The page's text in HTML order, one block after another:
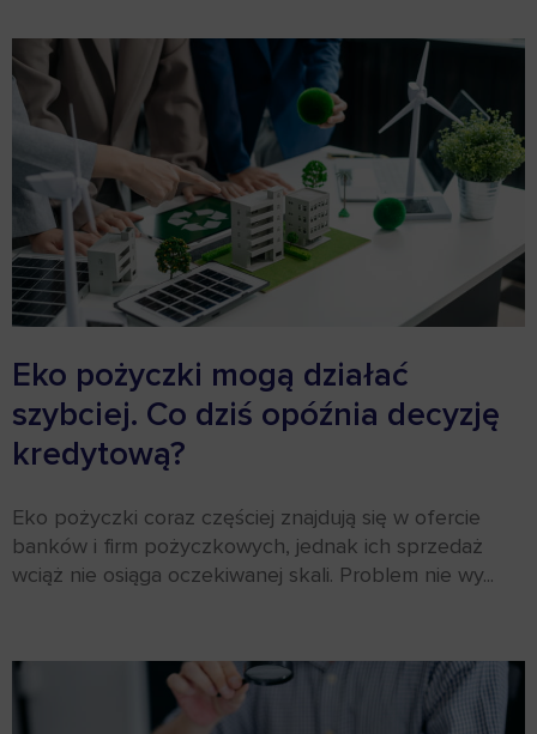
Eko pożyczki mogą działać
szybciej. Co dziś opóźnia decyzję
kredytową?
Eko pożyczki coraz częściej znajdują się w ofercie
banków i firm pożyczkowych, jednak ich sprzedaż
wciąż nie osiąga oczekiwanej skali. Problem nie wy...